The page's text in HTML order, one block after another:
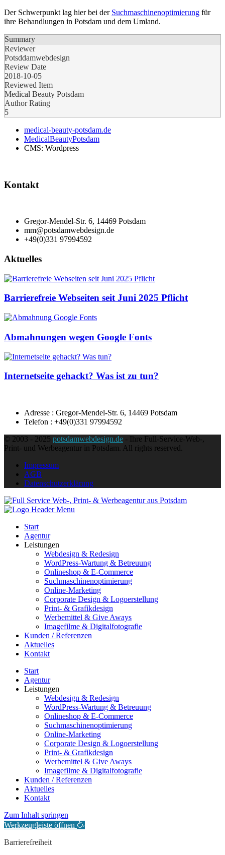
Der Schwerpunkt lag hier bei der Suchmaschinenoptimierung für
ihre Behandlungen in Potsdam und dem Umland.
Summary
Reviewer
Potsddamwebdesign
Review Date
2018-10-05
Reviewed Item
Medical Beauty Potsdam
Author Rating
5
medical-beauty-potsdam.de
MedicalBeautyPotsdam
CMS: Wordpress
Kontakt
Gregor-Mendel-Str. 6, 14469 Potsdam
mm@potsdamwebdesign.de
+49(0)331 97994592
Aktuelles
Barrierefreie Webseiten seit Juni 2025 Pflicht
Abmahnungen wegen Google Fonts
Internetseite gehackt? Was ist zu tun?
Adresse : Gregor-Mendel-Str. 6, 14469 Potsdam
Telefon : +49(0)331 97994592
© 2003 - 2025 potsdamwebdesign.de - Ihre Full-Service-Web-,
Print- und Werbeagentur in Potsdam. All rights reserved.
Impressum
AGB
Datenschutzerklärung
Start
Agentur
Leistungen
Webdesign & Redesign
WordPress-Wartung & Betreuung
Onlineshop & E-Commerce
Suchmaschinenoptimierung
Online-Marketing
Corporate Design & Logoerstellung
Print- & Grafikdesign
Werbemittel & Give Aways
Imagefilme & Digitalfotografie
Kunden / Referenzen
Aktuelles
Kontakt
Start
Agentur
Leistungen
Webdesign & Redesign
WordPress-Wartung & Betreuung
Onlineshop & E-Commerce
Suchmaschinenoptimierung
Online-Marketing
Corporate Design & Logoerstellung
Print- & Grafikdesign
Werbemittel & Give Aways
Imagefilme & Digitalfotografie
Kunden / Referenzen
Aktuelles
Kontakt
Zum Inhalt springen
Werkzeugleiste öffnen
Barrierefreiheit